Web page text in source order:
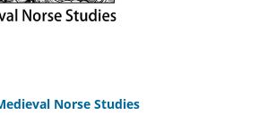
Norse Studies